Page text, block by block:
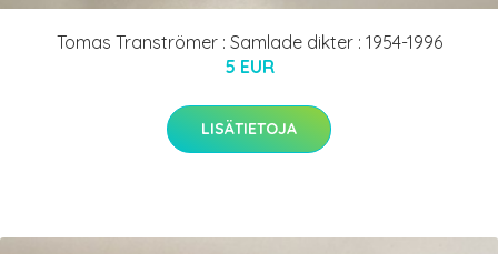
Tomas Tranströmer : Samlade dikter : 1954-1996
5 EUR
LISÄTIETOJA